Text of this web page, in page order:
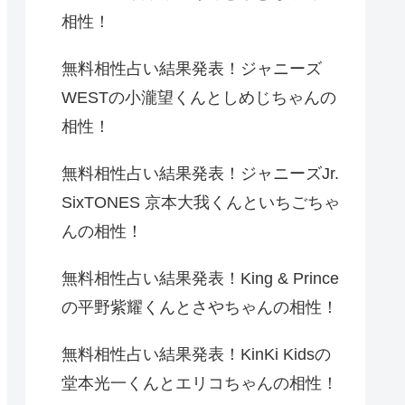
相性！
無料相性占い結果発表！ジャニーズ
WESTの小瀧望くんとしめじちゃんの
相性！
無料相性占い結果発表！ジャニーズJr.
SixTONES 京本大我くんといちごちゃ
んの相性！
無料相性占い結果発表！King & Prince
の平野紫耀くんとさやちゃんの相性！
無料相性占い結果発表！KinKi Kidsの
堂本光一くんとエリコちゃんの相性！